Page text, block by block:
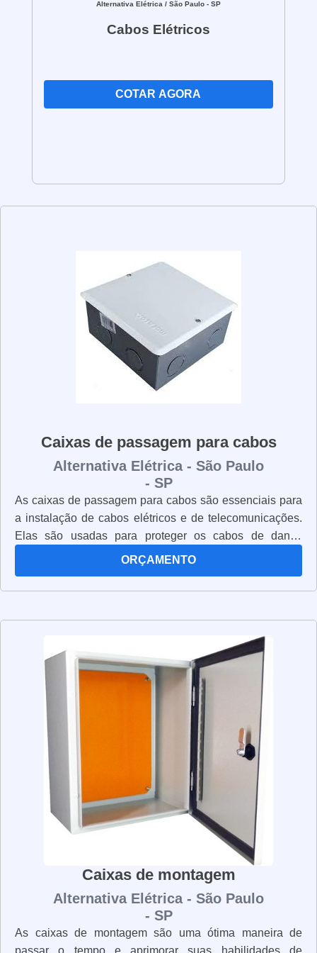
Alternativa Elétrica / São Paulo - SP
Cabos Elétricos
COTAR AGORA
Caixas de passagem para cabos
Alternativa Elétrica - São Paulo
- SP
As caixas de passagem para cabos são essenciais para
a instalação de cabos elétricos e de telecomunicações.
Elas são usadas para proteger os cabos de danos
mecânicos, além de permitir a passagem de cabos entre
cabos são fabricadas em diversos materiais, como
corrosão e às intempéries, além de serem fáceis de
instalar. Além disso, as caixas de passagem para cabos
são projetadas para serem seguras e duráveis. Elas são
projetadas para suportar a pressão dos cabos, além de
serem à prova de fogo e resistentes à água. As caixas de
passagem para cabos são essenciais para a instalação
de cabos elétricos e de telecomunicações. Elas são
projetadas para serem seguras, duráveis e resistentes às
intempéries. Elas são fáceis de instalar e oferecem
proteção aos cabos contra danos mecânicos.
ORÇAMENTO
Caixas de montagem
Alternativa Elétrica - São Paulo
- SP
As caixas de montagem são uma ótima maneira de
passar o tempo e aprimorar suas habilidades de